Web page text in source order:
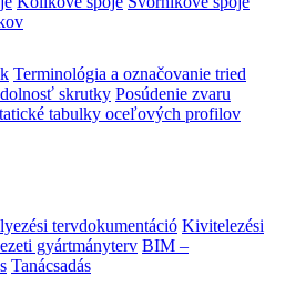
Terminológia a označovanie tried
skrutky Posúdenie zvaru
tabulky oceľových profilov
tervdokumentáció Kivitelezési
gyártmányterv BIM –
Tanácsadás